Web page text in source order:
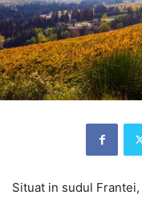
Situat in sudul Frantei,